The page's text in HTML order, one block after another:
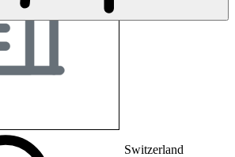
Switzerland